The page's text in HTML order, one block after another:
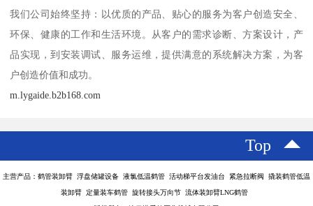
我们公司始终坚持：以优质的产品、贴心的服务为客户创造安全、
环保、健康的工作和生活环境。从客户的需求诊断、方案设计，产
品实现，到安装调试、服务运维，提供满意的系统解决方案，为客
户创造价值和成功。
m.lygaide.b2b168.com
Top
主营产品：鹤管装卸臂 浮盘储罐设备 液氯低温鹤管 活动梯平台发油台 紧急拉断阀 撬装鹤管低温
装卸臂 定量装车鹤管 旋转接头万向节 流体装卸臂LNG鹤管